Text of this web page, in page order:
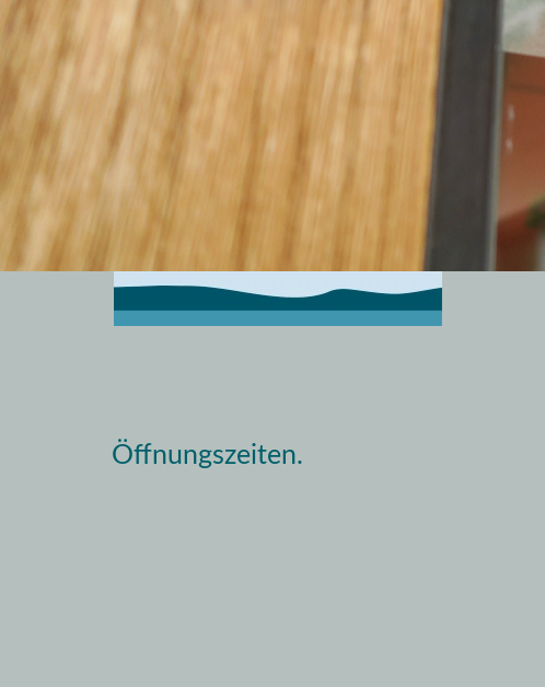
Öffnungszeiten.